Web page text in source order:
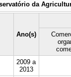
da
Ano(s)
2009 a
2013